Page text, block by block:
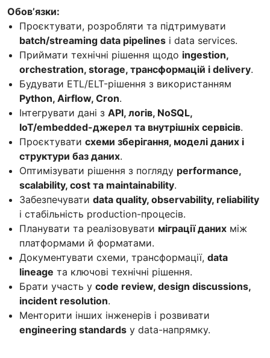
Обовʼязки:
Проєктувати, розробляти та підтримувати
batch/streaming data pipelines і data services.
Приймати технічні рішення щодо ingestion,
orchestration, storage, трансформацій і delivery.
Будувати ETL/ELT-рішення з використанням
Python, Airflow, Cron.
Інтегрувати дані з API, логів, NoSQL,
IoT/embedded-джерел та внутрішніх сервісів.
Проєктувати схеми зберігання, моделі даних і
структури баз даних.
Оптимізувати рішення з погляду performance,
scalability, cost та maintainability.
Забезпечувати data quality, observability, reliability
і стабільність production-процесів.
Планувати та реалізовувати міграції даних між
платформами й форматами.
Документувати схеми, трансформації, data
lineage та ключові технічні рішення.
Брати участь у code review, design discussions,
incident resolution.
Менторити інших інженерів і розвивати
engineering standards у data-напрямку.